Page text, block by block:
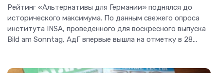
Рейтинг «Альтернативы для Германии» поднялся до
исторического максимума. По данным свежего опроса
института INSA, проведенного для воскресного выпуска
Bild am Sonntag, АдГ впервые вышла на отметку в 28...